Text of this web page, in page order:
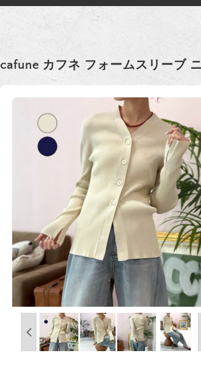
cafune カフネ フォームスリーブ